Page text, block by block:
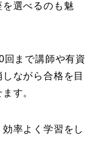
選べるのも魅
回まで講師や有資
ながら合格を目
す。
率よく学習をし